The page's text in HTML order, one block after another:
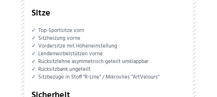
Sitze
Top-Sportsitze vorn
Sitzheizung vorne
Vordersitze mit Höheneinstellung
Lendenwirbelstützen vorne
Rücksitzlehne asymmetrisch geteilt umklappbar
Rücksitzbank ungeteilt
Sitzbezüge in Stoff "R-Line" / Mikrovlies "ArtVelours"